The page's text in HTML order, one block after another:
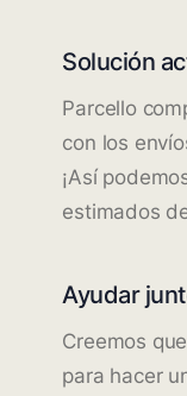
Solución
Parcello
con los
¡Así
estimados
Ayudar
Creemos
para hacer